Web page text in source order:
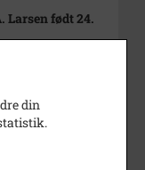
Larsen født 24.
til Teslev.
hus, som
til at trække
Det er
din